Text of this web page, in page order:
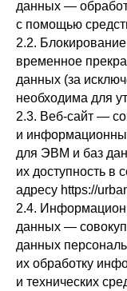
данных —
с помощью
2.2.
временное
данных (за
необходима для
2.3. Веб-сайт —
и
для ЭВМ и баз
их доступность в
адресу https://
2.4.
данных —
данных
их обработку
и технических